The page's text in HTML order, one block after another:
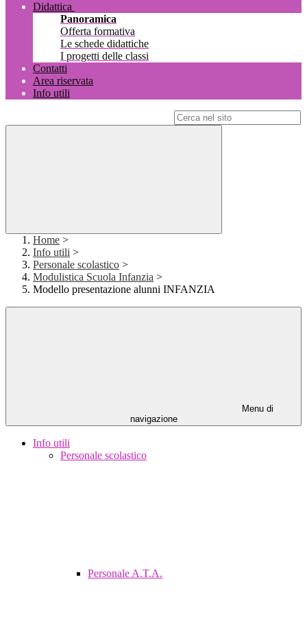
Didattica
Panoramica
Offerta formativa
Le schede didattiche
I progetti delle classi
Contatti
Area riservata
Info utili
Home >
Info utili >
Personale scolastico >
Modulistica Scuola Infanzia >
Modello presentazione alunni INFANZIA
Menu di
navigazione
Info utili
Personale scolastico
Personale A.T.A.